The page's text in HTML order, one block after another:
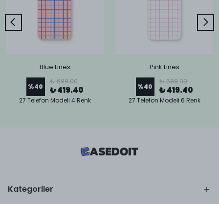
Blue Lines
%40
₺ 699.00
₺ 419.40
27 Telefon Modeli 4 Renk
Pink Lines
%40
₺ 699.00
₺ 419.40
27 Telefon Modeli 6 Renk
Kategoriler